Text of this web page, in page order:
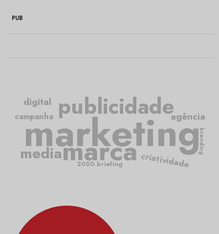
PUB
marketing
publicidade
marcacriatividade
campanha
media
agência
digital
2050.briefing
branding